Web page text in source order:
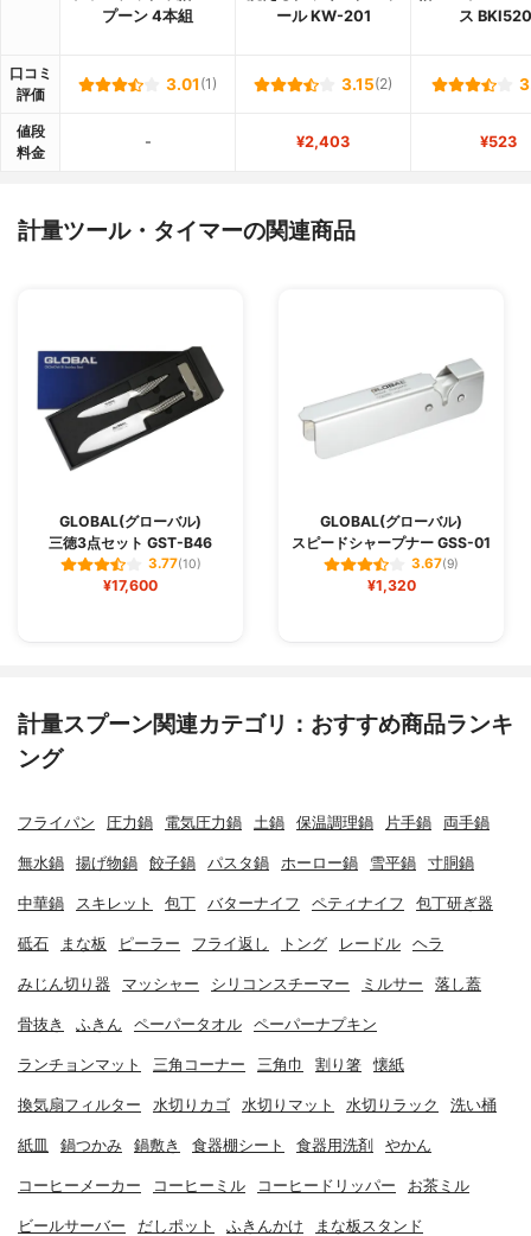
プーン 4本組
ール KW-201
ス
口コミ
評価
3.01 (1) 3.15(2)
値段
料金
- ¥2,403 ¥523
計量ツール・タイマーの関連商品
GLOBAL(グローバル)
三徳3点セット GST-B46
3.77(10)
¥17,600
GLOBAL(グローバル)
スピードシャープナー GSS-01
3.67(9)
¥1,320
計量スプーン関連カテゴリ：おすすめ商品ランキ
ング
フライパン 圧力鍋 電気圧力鍋 土鍋 保温調理鍋 片手鍋 両手鍋
無水鍋 揚げ物鍋 餃子鍋 パスタ鍋 ホーロー鍋 雪平鍋 寸胴鍋
中華鍋 スキレット 包丁 バターナイフ ペティナイフ 包丁研ぎ器
砥石 まな板 ピーラー フライ返し トング レードル ヘラ
みじん切り器 マッシャー シリコンスチーマー ミルサー 落し蓋
骨抜き ふきん ペーパータオル ペーパーナプキン
ランチョンマット 三角コーナー 三角巾 割り箸 懐紙
換気扇フィルター 水切りカゴ 水切りマット 水切りラック 洗い桶
紙皿 鍋つかみ 鍋敷き 食器棚シート 食器用洗剤 やかん
コーヒーメーカー コーヒーミル コーヒードリッパー お茶ミル
ビールサーバー だしポット ふきんかけ まな板スタンド